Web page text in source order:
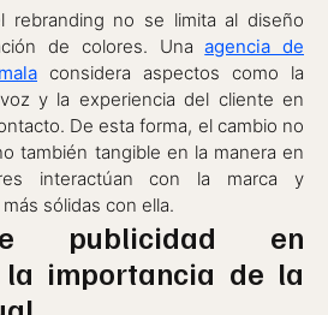
rebranding no se limita al diseño
de colores. Unaagencia de
considera aspectos como la
y la experiencia del cliente en
De esta forma, el cambio no
también tangible en la manera en
interactúan con la marca y
sólidas con ella.
publicidad en
la importancia de la